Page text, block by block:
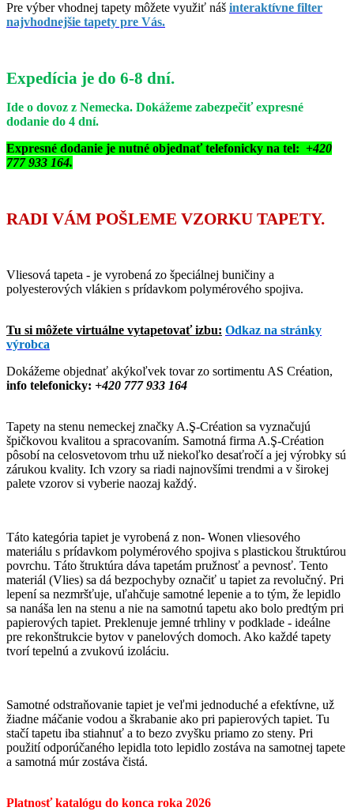
Pre výber vhodnej tapety môžete využiť náš interaktívne filter
najvhodnejšie tapety pre Vás.
Expedícia je do 6-8 dní.
Ide o dovoz z Nemecka. Dokážeme zabezpečiť expresné
dodanie do 4 dní.
Expresné dodanie je nutné objednať telefonicky na tel: +420
777 933 164.
RADI VÁM POŠLEME VZORKU TAPETY.
Vliesová tapeta - je vyrobená zo špeciálnej buničiny a
polyesterových vlákien s prídavkom polymérového spojiva.
Tu si môžete virtuálne vytapetovať izbu: Odkaz na stránky
výrobca
Dokážeme objednať akýkoľvek tovar zo sortimentu AS Création,
info telefonicky: +420 777 933 164
Tapety na stenu nemeckej značky A.Ş-Création sa vyznačujú
špičkovou kvalitou a spracovaním. Samotná firma A.Ş-Création
pôsobí na celosvetovom trhu už niekoľko desaťročí a jej výrobky sú
zárukou kvality. Ich vzory sa riadi najnovšími trendmi a v širokej
palete vzorov si vyberie naozaj každý.
Táto kategória tapiet je vyrobená z non- Wonen vliesového
materiálu s prídavkom polymérového spojiva s plastickou štruktúrou
povrchu. Táto štruktúra dáva tapetám pružnosť a pevnosť. Tento
materiál (Vlies) sa dá bezpochyby označiť u tapiet za revolučný. Pri
lepení sa nezmršťuje, uľahčuje samotné lepenie a to tým, že lepidlo
sa nanáša len na stenu a nie na samotnú tapetu ako bolo predtým pri
papierových tapiet. Preklenuje jemné trhliny v podklade - ideálne
pre rekonštrukcie bytov v panelových domoch. Ako každé tapety
tvorí tepelnú a zvukovú izoláciu.
Samotné odstraňovanie tapiet je veľmi jednoduché a efektívne, už
žiadne máčanie vodou a škrabanie ako pri papierových tapiet. Tu
stačí tapetu iba stiahnuť a to bezo zvyšku priamo zo steny. Pri
použití odporúčaného lepidla toto lepidlo zostáva na samotnej tapete
a samotná múr zostáva čistá.
Platnosť katalógu do konca roka 2026